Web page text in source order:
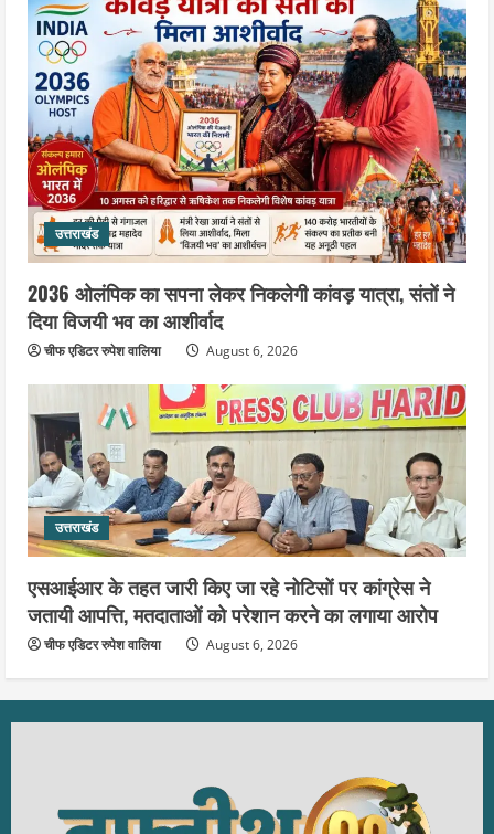
उत्तराखंड
2036 ओलंपिक का सपना लेकर निकलेगी कांवड़ यात्रा, संतों ने
दिया विजयी भव का आशीर्वाद
चीफ एडिटर रुपेश वालिया August 6, 2026
उत्तराखंड
एसआईआर के तहत जारी किए जा रहे नोटिसों पर कांग्रेस ने
जतायी आपत्ति, मतदाताओं को परेशान करने का लगाया आरोप
चीफ एडिटर रुपेश वालिया August 6, 2026